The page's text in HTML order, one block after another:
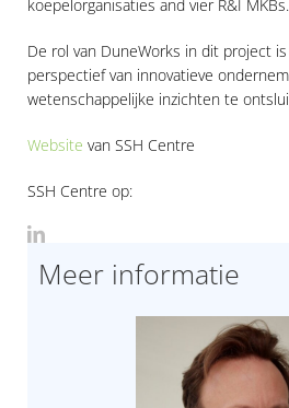
koepelorganisaties and vier R&I MKBs.
De rol van DuneWorks in dit project
perspectief van innovatieve
wetenschappelijke inzichten te
Website van SSH Centre
SSH Centre op:
Meer informatie